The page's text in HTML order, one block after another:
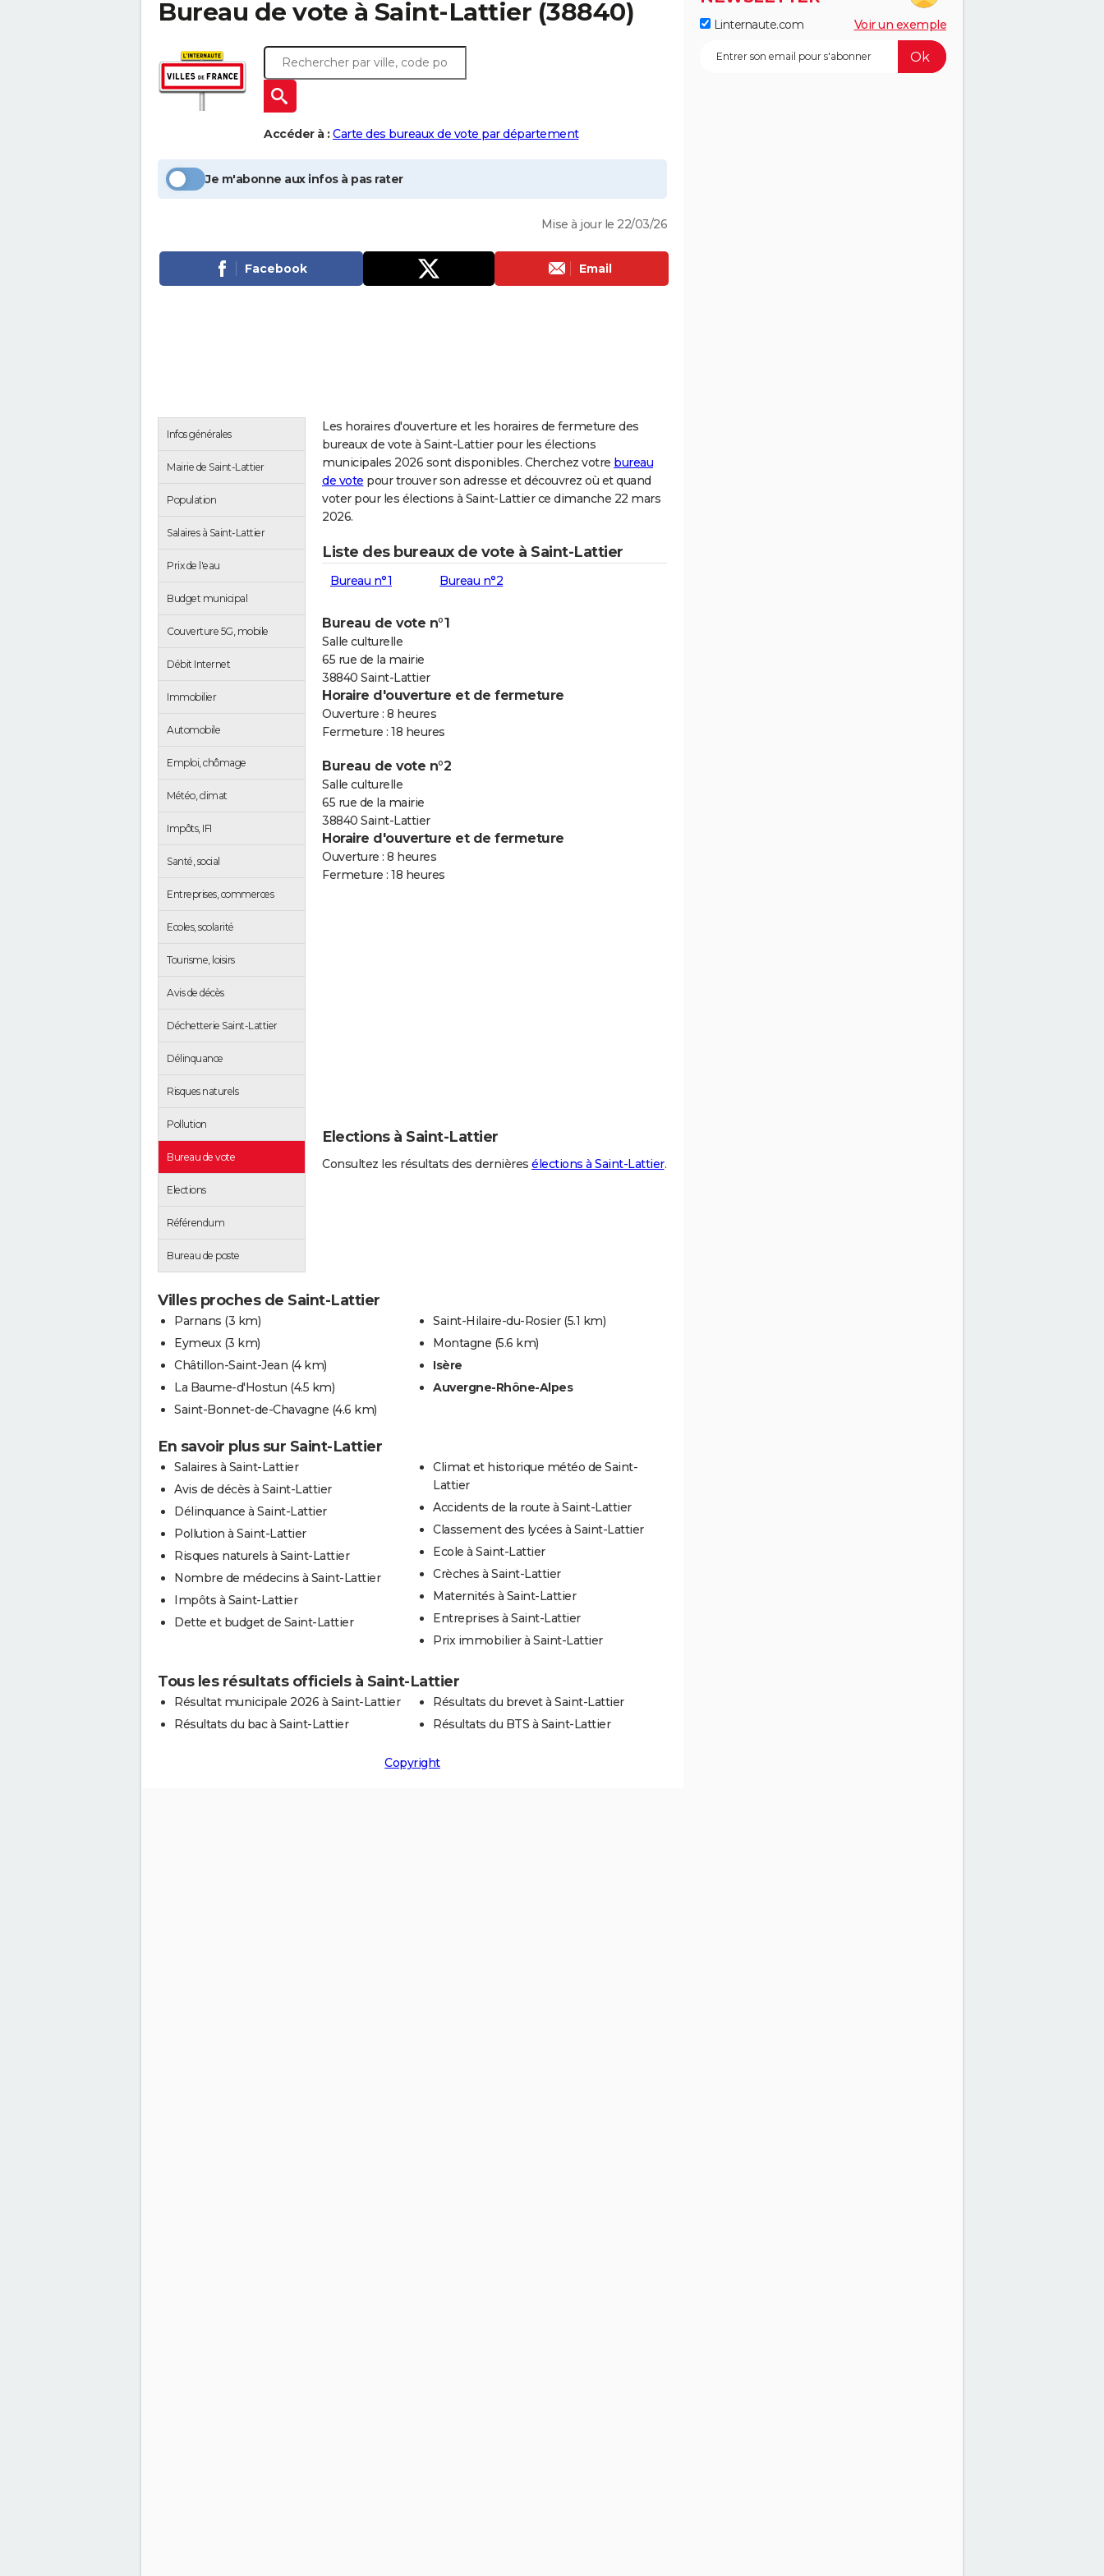
Bureau de vote à Saint-Lattier (38840)
Accéder à : Carte des bureaux de vote par département
Je m'abonne aux infos à pas rater
Mise à jour le 22/03/26
Facebook Email
Infos générales
Mairie de Saint-Lattier
Population
Salaires à Saint-Lattier
Prix de l'eau
Budget municipal
Couverture 5G, mobile
Débit Internet
Immobilier
Automobile
Emploi, chômage
Météo, climat
Impôts, IFI
Santé, social
Entreprises, commerces
Ecoles, scolarité
Tourisme, loisirs
Avis de décès
Déchetterie Saint-Lattier
Délinquance
Risques naturels
Pollution
Bureau de vote
Elections
Référendum
Bureau de poste
Les horaires d'ouverture et les horaires de fermeture des
bureaux de vote à Saint-Lattier pour les élections
municipales 2026 sont disponibles. Cherchez votre bureau
de vote pour trouver son adresse et découvrez où et quand
voter pour les élections à Saint-Lattier ce dimanche 22 mars
2026.
Liste des bureaux de vote à Saint-Lattier
Bureau n°1 Bureau n°2
Bureau de vote n°1
Salle culturelle
65 rue de la mairie
38840 Saint-Lattier
Horaire d'ouverture et de fermeture
Ouverture : 8 heures
Fermeture : 18 heures
Bureau de vote n°2
Salle culturelle
65 rue de la mairie
38840 Saint-Lattier
Horaire d'ouverture et de fermeture
Ouverture : 8 heures
Fermeture : 18 heures
Elections à Saint-Lattier
Consultez les résultats des dernières élections à Saint-Lattier.
Villes proches de Saint-Lattier
Parnans (3 km)
Eymeux (3 km)
Châtillon-Saint-Jean (4 km)
La Baume-d'Hostun (4.5 km)
Saint-Bonnet-de-Chavagne (4.6 km)
Saint-Hilaire-du-Rosier (5.1 km)
Montagne (5.6 km)
Isère
Auvergne-Rhône-Alpes
En savoir plus sur Saint-Lattier
Salaires à Saint-Lattier
Avis de décès à Saint-Lattier
Délinquance à Saint-Lattier
Pollution à Saint-Lattier
Risques naturels à Saint-Lattier
Nombre de médecins à Saint-Lattier
Impôts à Saint-Lattier
Dette et budget de Saint-Lattier
Climat et historique météo de Saint-
Lattier
Accidents de la route à Saint-Lattier
Classement des lycées à Saint-Lattier
Ecole à Saint-Lattier
Crèches à Saint-Lattier
Maternités à Saint-Lattier
Entreprises à Saint-Lattier
Prix immobilier à Saint-Lattier
Tous les résultats officiels à Saint-Lattier
Résultat municipale 2026 à Saint-Lattier
Résultats du bac à Saint-Lattier
Résultats du brevet à Saint-Lattier
Résultats du BTS à Saint-Lattier
Copyright
Linternaute.com Voir un exemple